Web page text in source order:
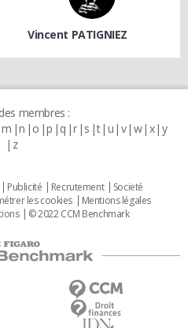
Vincent PATIGNIEZ
membres :
m n o p q r s t u v w x y
z
Publicité Recrutement
Societé
les cookies
Mentions légales
© 2022 CCM Benchmark